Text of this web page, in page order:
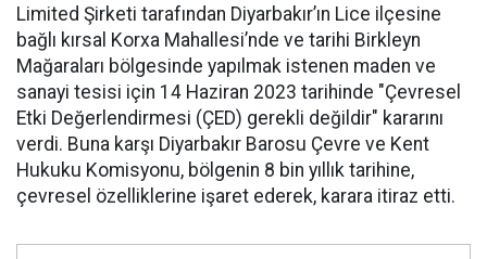
Limited Şirketi tarafından Diyarbakır’ın Lice ilçesine
bağlı kırsal Korxa Mahallesi’nde ve tarihi Birkleyn
Mağaraları bölgesinde yapılmak istenen maden ve
sanayi tesisi için 14 Haziran 2023 tarihinde "Çevresel
Etki Değerlendirmesi (ÇED) gerekli değildir" kararını
verdi. Buna karşı Diyarbakır Barosu Çevre ve Kent
Hukuku Komisyonu, bölgenin 8 bin yıllık tarihine,
çevresel özelliklerine işaret ederek, karara itiraz etti.